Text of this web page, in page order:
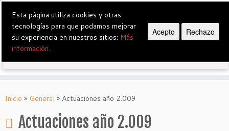
Grup de Teatre Vostè Perdoni
Inicio » General » Actuaciones año 2.009
Actuaciones año 2.009
Esta página utiliza cookies y otras
tecnologías para que podamos mejorar
su experiencia en nuestros sitios: Más
información.
Acepto Rechazo